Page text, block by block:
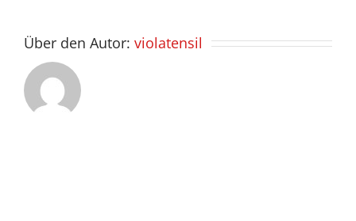
Über den Autor: violatensil